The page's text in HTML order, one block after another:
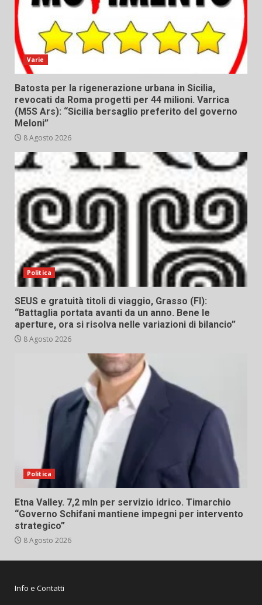
Varie
Batosta per la rigenerazione urbana in Sicilia,
revocati da Roma progetti per 44 milioni. Varrica
(M5S Ars): “Sicilia bersaglio preferito del governo
Meloni”
8 Agosto 2026
Politica
SEUS e gratuità titoli di viaggio, Grasso (FI):
“Battaglia portata avanti da un anno. Bene le
aperture, ora si risolva nelle variazioni di bilancio”
8 Agosto 2026
Politica
Etna Valley. 7,2 mln per servizio idrico. Timarchio
“Governo Schifani mantiene impegni per intervento
strategico”
8 Agosto 2026
Info e Contatti